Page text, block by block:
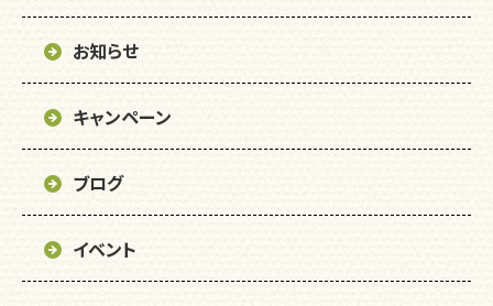
お知らせ
キャンペーン
ブログ
イベント